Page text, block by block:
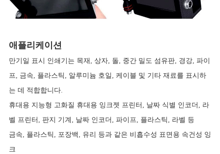
애플리케이션
만기일 표시 인쇄기는 목재, 상자, 돌, 중간 밀도 섬유판, 경강, 파이
프, 금속, 플라스틱, 알루미늄 호일, 케이블 및 기타 재료를 표시하
는 데 적합합니다.
휴대용 지능형 고화질 휴대용 잉크젯 프린터, 날짜 식별 인코더, 라
벨 프린터, 판지 기계, 날짜 인코더, 파이프, 플라스틱, 라벨 등
금속, 플라스틱, 포장백, 유리 등과 같은 비흡수성 표면용 속건성 잉
크